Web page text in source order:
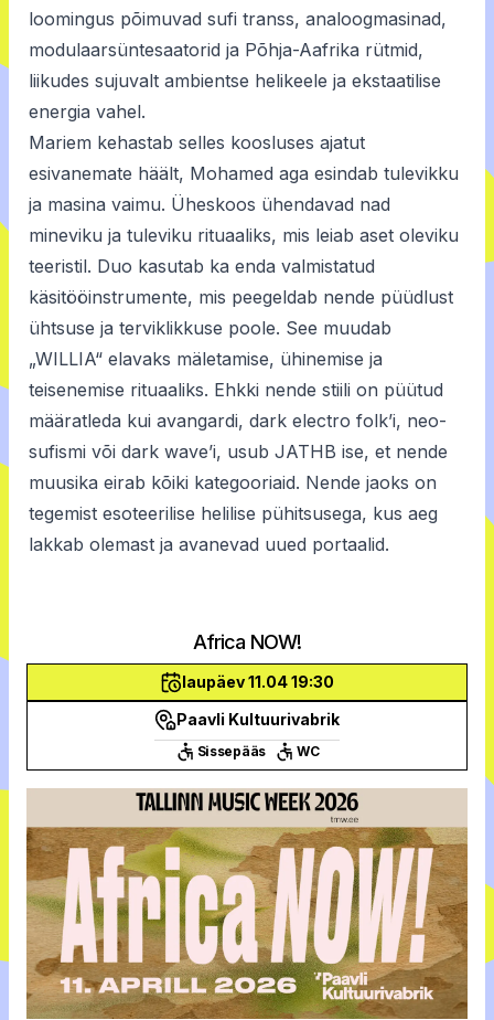
loomingus põimuvad sufi transs, analoogmasinad,
modulaarsüntesaatorid ja Põhja-Aafrika rütmid,
liikudes sujuvalt ambientse helikeele ja ekstaatilise
energia vahel.
Mariem kehastab selles koosluses ajatut
esivanemate häält, Mohamed aga esindab tulevikku
ja masina vaimu. Üheskoos ühendavad nad
mineviku ja tuleviku rituaaliks, mis leiab aset oleviku
teeristil. Duo kasutab ka enda valmistatud
käsitööinstrumente, mis peegeldab nende püüdlust
ühtsuse ja terviklikkuse poole. See muudab
„WILLIA“ elavaks mäletamise, ühinemise ja
teisenemise rituaaliks. Ehkki nende stiili on püütud
määratleda kui avangardi, dark electro folk’i, neo-
sufismi või dark wave’i, usub JATHB ise, et nende
muusika eirab kõiki kategooriaid. Nende jaoks on
tegemist esoteerilise helilise pühitsusega, kus aeg
lakkab olemast ja avanevad uued portaalid.
Africa NOW!
laupäev 11.04 19:30
Paavli Kultuurivabrik
Sissepääs WC